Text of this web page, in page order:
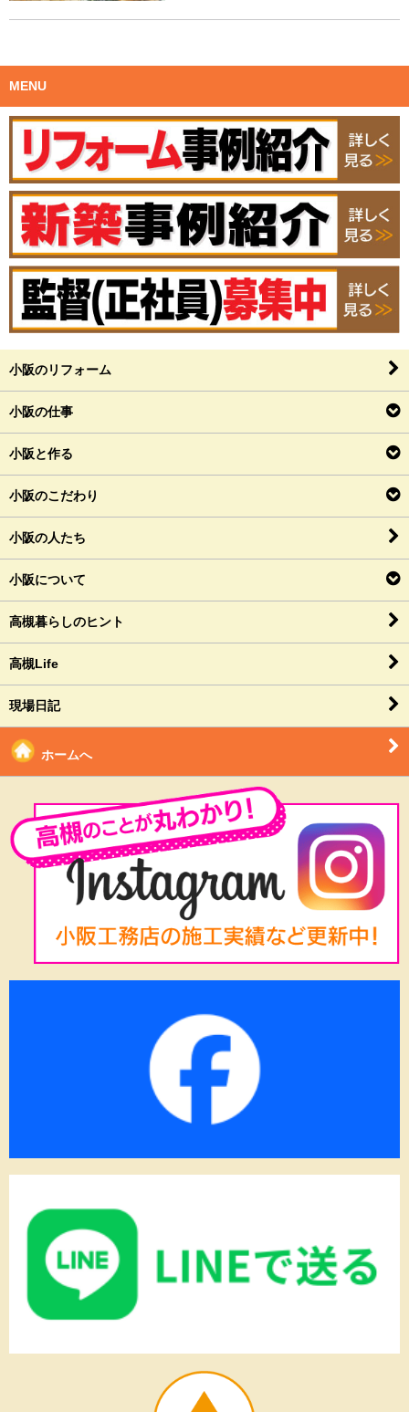
MENU
小阪のリフォーム
小阪の仕事
小阪と作る
小阪のこだわり
小阪の人たち
小阪について
高槻暮らしのヒント
高槻Life
現場日記
ホームへ